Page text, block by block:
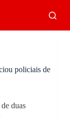
policiais de
duas